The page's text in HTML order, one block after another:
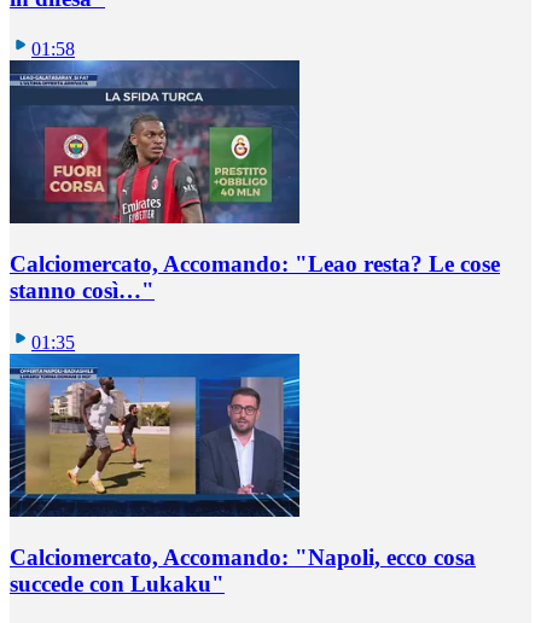
01:58
Calciomercato, Accomando: "Leao resta? Le cose
stanno così…"
01:35
Calciomercato, Accomando: "Napoli, ecco cosa
succede con Lukaku"